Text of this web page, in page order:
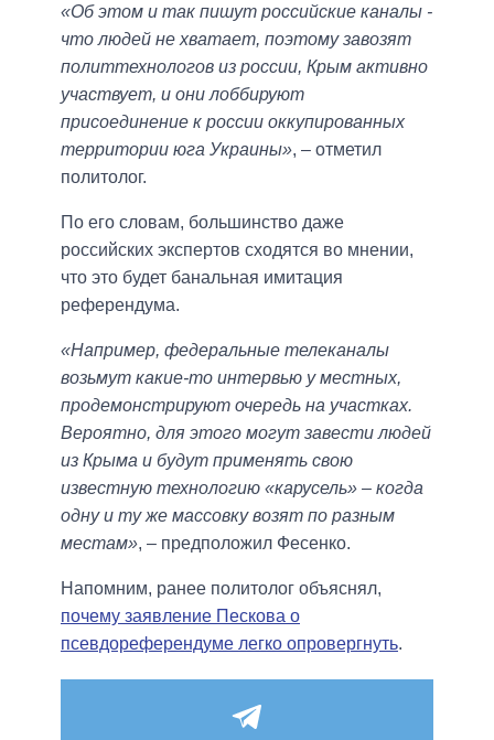
«Об этом и так пишут российские каналы -
что людей не хватает, поэтому завозят
политтехнологов из россии, Крым активно
участвует, и они лоббируют
присоединение к россии оккупированных
территории юга Украины», – отметил
политолог.
По его словам, большинство даже
российских экспертов сходятся во мнении,
что это будет банальная имитация
референдума.
«Например, федеральные телеканалы
возьмут какие-то интервью у местных,
продемонстрируют очередь на участках.
Вероятно, для этого могут завести людей
из Крыма и будут применять свою
известную технологию «карусель» – когда
одну и ту же массовку возят по разным
местам», – предположил Фесенко.
Напомним, ранее политолог объяснял,
почему заявление Пескова о
псевдореферендуме легко опровергнуть.